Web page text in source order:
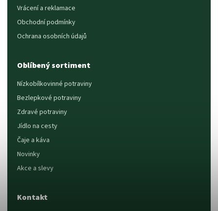
Vrácení a reklamace
Obchodní podmínky
Ochrana osobních údajů
Oblíbený sortiment
Nízkobílkovinné potraviny
Bezlepkové potraviny
Zdravé potraviny
Jídlo na cesty
Čaje a káva
Novinky
Akce a slevy
Kontakt